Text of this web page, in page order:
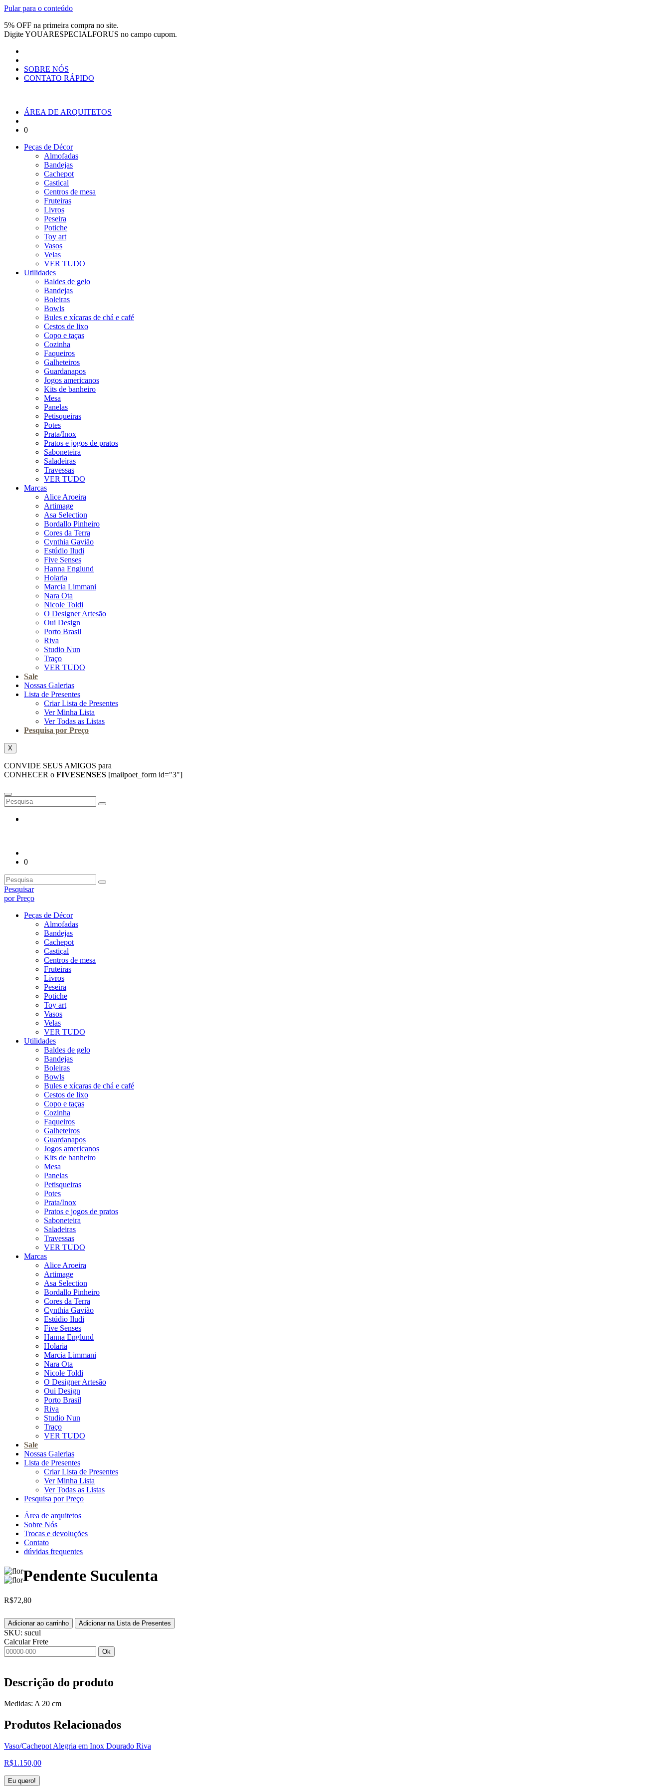
Pular para o conteúdo
5% OFF na primeira compra no site.
DigiteYOUARESPECIALFORUS no campo cupom.
SOBRE NÓS
CONTATO RÁPIDO
ÁREA DE ARQUITETOS
0
Peças de Décor
Almofadas
Bandejas
Cachepot
Castiçal
Centros de mesa
Fruteiras
Livros
Peseira
Potiche
Toy art
Vasos
Velas
VER TUDO
Utilidades
Baldes de gelo
Bandejas
Boleiras
Bowls
Bules e xícaras de chá e café
Cestos de lixo
Copo e taças
Cozinha
Faqueiros
Galheteiros
Guardanapos
Jogos americanos
Kits de banheiro
Mesa
Panelas
Petisqueiras
Potes
Prata/Inox
Pratos e jogos de pratos
Saboneteira
Saladeiras
Travessas
VER TUDO
Marcas
Alice Aroeira
Artimage
Asa Selection
Bordallo Pinheiro
Cores da Terra
Cynthia Gavião
Estúdio Iludi
Five Senses
Hanna Englund
Holaria
Marcia Limmani
Nara Ota
Nicole Toldi
O Designer Artesão
Oui Design
Porto Brasil
Riva
Studio Nun
Traço
VER TUDO
Sale
Nossas Galerias
Lista de Presentes
Criar Lista de Presentes
Ver Minha Lista
Ver Todas as Listas
Pesquisa por Preço
X
CONVIDE SEUS AMIGOS para
CONHECER o FIVESENSES [mailpoet_form id="3"]
0
Pesquisar
por Preço
Peças de Décor
Almofadas
Bandejas
Cachepot
Castiçal
Centros de mesa
Fruteiras
Livros
Peseira
Potiche
Toy art
Vasos
Velas
VER TUDO
Utilidades
Baldes de gelo
Bandejas
Boleiras
Bowls
Bules e xícaras de chá e café
Cestos de lixo
Copo e taças
Cozinha
Faqueiros
Galheteiros
Guardanapos
Jogos americanos
Kits de banheiro
Mesa
Panelas
Petisqueiras
Potes
Prata/Inox
Pratos e jogos de pratos
Saboneteira
Saladeiras
Travessas
VER TUDO
Marcas
Alice Aroeira
Artimage
Asa Selection
Bordallo Pinheiro
Cores da Terra
Cynthia Gavião
Estúdio Iludi
Five Senses
Hanna Englund
Holaria
Marcia Limmani
Nara Ota
Nicole Toldi
O Designer Artesão
Oui Design
Porto Brasil
Riva
Studio Nun
Traço
VER TUDO
Sale
Nossas Galerias
Lista de Presentes
Criar Lista de Presentes
Ver Minha Lista
Ver Todas as Listas
Pesquisa por Preço
Área de arquitetos
Sobre Nós
Trocas e devoluções
Contato
dúvidas frequentes
Pendente Suculenta
R$72,80
Adicionar ao carrinho Adicionar na Lista de Presentes
SKU: sucul
Calcular Frete
Ok
Descrição do produto
Medidas: A 20 cm
Produtos Relacionados
Vaso/Cachepot Alegria em Inox Dourado Riva
R$1.150,00
Eu quero!